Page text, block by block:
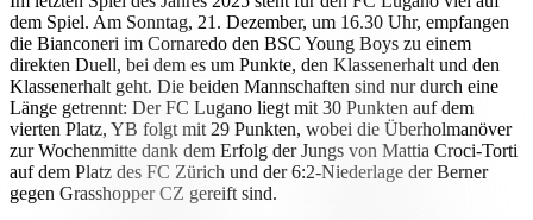
dem Spiel. Am Sonntag, 21. Dezember, um 16.30 Uhr, empfangen
die Bianconeri im Cornaredo den BSC Young Boys zu einem
direkten Duell, bei dem es um Punkte, den Klassenerhalt und den
Klassenerhalt geht. Die beiden Mannschaften sind nur durch eine
Länge getrennt: Der FC Lugano liegt mit 30 Punkten auf dem
vierten Platz, YB folgt mit 29 Punkten, wobei die Überholmanöver
zur Wochenmitte dank dem Erfolg der Jungs von Mattia Croci-Torti
auf dem Platz des FC Zürich und der 6:2-Niederlage der Berner
gegen Grasshopper CZ gereift sind.